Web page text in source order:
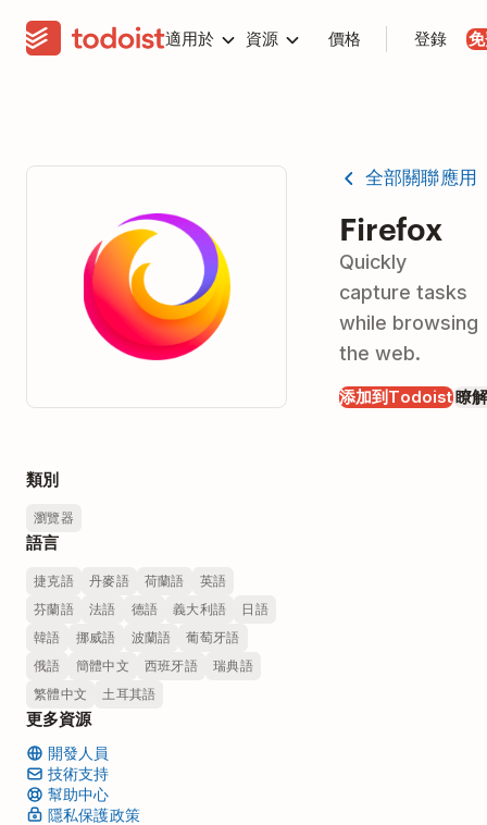
適用於 資源 價格 登錄
全部關聯應用
Firefox
Quickly
capture tasks
while browsing
the web.
添加到Todoist瞭
類別
瀏覽器
語言
捷克語 丹麥語 荷蘭語
英語
芬蘭語
法語 德語 義大利語
日語
韓語
挪威語 波蘭語
葡萄牙語
俄語
簡體中文 西班牙語
瑞典語
繁體中文
土耳其語
更多資源
開發人員
技術支持
幫助中心
隱私保護政策